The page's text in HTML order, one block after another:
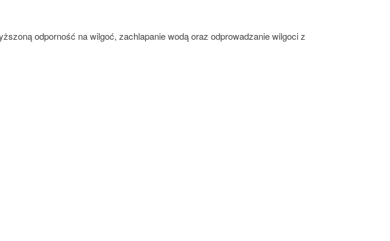
odporność na wilgoć, zachlapanie wodą oraz odprowadzanie wilgoci z